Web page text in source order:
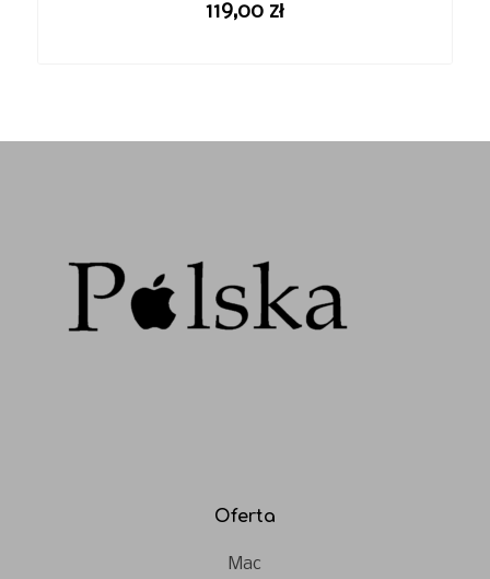
119,00 zł
Oferta
Mac